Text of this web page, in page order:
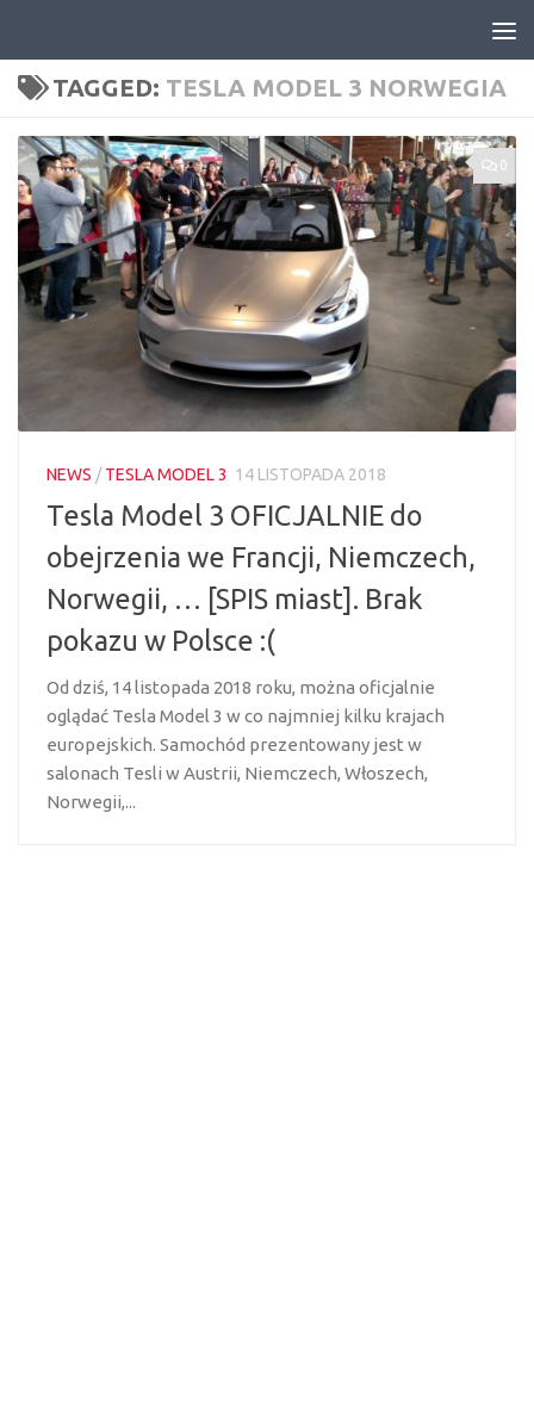
TAGGED: TESLA MODEL 3 NORWEGIA
0
NEWS /TESLA MODEL 3 14 LISTOPADA 2018
Tesla Model 3 OFICJALNIE do
obejrzenia we Francji, Niemczech,
Norwegii, … [SPIS miast]. Brak
pokazu w Polsce :(
Od dziś, 14 listopada 2018 roku, można oficjalnie
oglądać Tesla Model 3 w co najmniej kilku krajach
europejskich. Samochód prezentowany jest w
salonach Tesli w Austrii, Niemczech, Włoszech,
Norwegii,...